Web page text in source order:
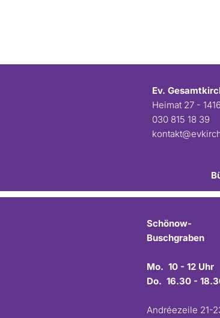
Ev.
Heimat 27 -
030 815 18 39
Schönow-
Buschgraben
Mo. 10 - 12 Uhr
Do. 16.30 -
Andréezeile 21-